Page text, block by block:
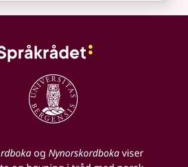
og Nynorskordbokaviser